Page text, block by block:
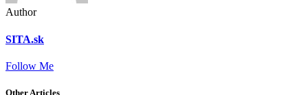
Author
SITA.sk
Follow Me
Other Articles